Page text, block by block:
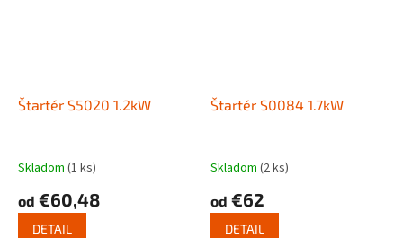
Štartér S5020 1.2kW
Skladom (1 ks)
od €60,48
DETAIL
Štartér S0084 1.7kW
Skladom (2 ks)
od €62
DETAIL